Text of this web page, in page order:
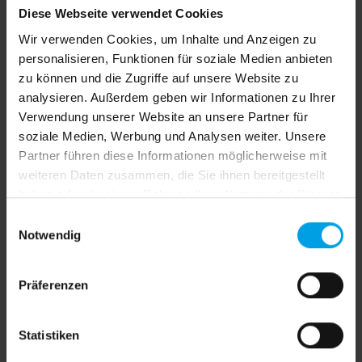
Diese Webseite verwendet Cookies
Wir verwenden Cookies, um Inhalte und Anzeigen zu
personalisieren, Funktionen für soziale Medien anbieten
zu können und die Zugriffe auf unsere Website zu
analysieren. Außerdem geben wir Informationen zu Ihrer
Verwendung unserer Website an unsere Partner für
soziale Medien, Werbung und Analysen weiter. Unsere
Partner führen diese Informationen möglicherweise mit
weiteren Daten zusammen, die Sie ihnen bereitgestellt
haben oder die sie im Rahmen Ihrer Nutzung der Dienste
Notwendig
Präferenzen
Statistiken
Vorteile unserer
Verdunkelungsanlagen
Entwickelt und gefertigt in Deutschland